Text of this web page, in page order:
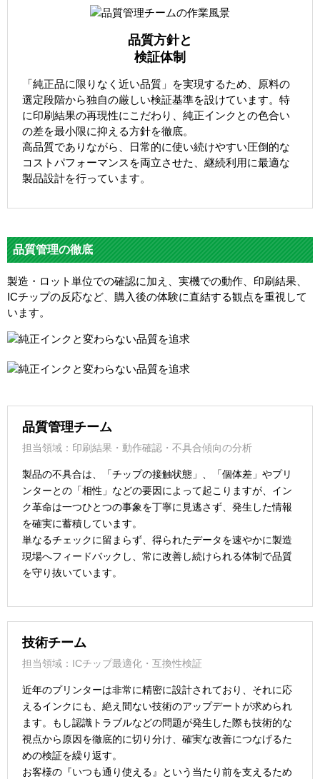
品質方針と
検証体制
「純正品に限りなく近い品質」を実現するため、原料の
選定段階から独自の厳しい検証基準を設けています。特
に印刷結果の再現性にこだわり、純正インクとの色合い
の差を最小限に抑える方針を徹底。
高品質でありながら、日常的に使い続けやすい圧倒的な
コストパフォーマンスを両立させた、継続利用に最適な
製品設計を行っています。
品質管理の徹底
製造・ロット単位での確認に加え、実機での動作、印刷結果、
ICチップの反応など、購入後の体験に直結する観点を重視して
います。
品質管理チーム
担当領域：印刷結果・動作確認・不具合傾向の分析
製品の不具合は、「チップの接触状態」、「個体差」やプリ
ンターとの「相性」などの要因によって起こりますが、イン
ク革命は一つひとつの事象を丁寧に見逃さず、発生した情報
を確実に蓄積しています。
単なるチェックに留まらず、得られたデータを速やかに製造
現場へフィードバックし、常に改善し続けられる体制で品質
を守り抜いています。
技術チーム
担当領域：ICチップ最適化・互換性検証
近年のプリンターは非常に精密に設計されており、それに応
えるインクにも、絶え間ない技術のアップデートが求められ
ます。もし認識トラブルなどの問題が発生した際も技術的な
視点から原因を徹底的に切り分け、確実な改善につなげるた
めの検証を繰り返す。
お客様の『いつも通り使える』という当たり前を支えるため